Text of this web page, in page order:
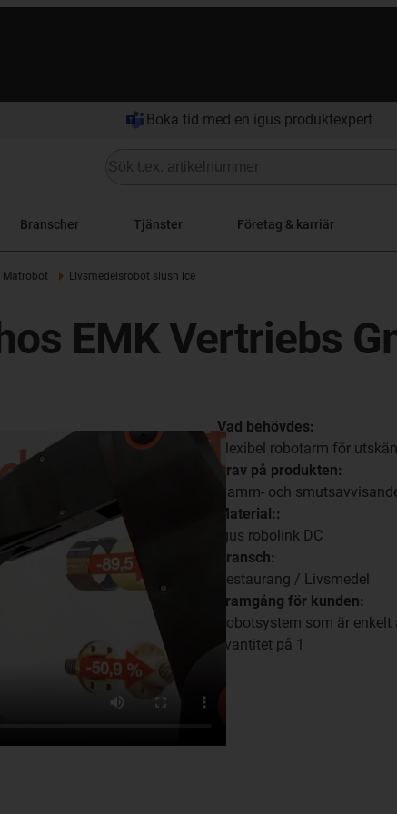
Boka tid med en igus produktexpert
Branscher Tjänster Företag & karriär
Matrobot Livsmedelsrobot slush ice
EMK Vertriebs
Vad behövdes:
Flexibel robotarm för
Krav på produkten:
Damm- och
Material::
igus robolink DC
Bransch:
Restaurang / Livsmedel
Framgång för kunden:
Robotsystem som är
kvantitet på 1